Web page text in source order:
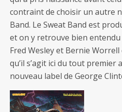
contraint de choisir un autre
Band. Le Sweat Band est
et on y retrouve bien entendu
Fred Wesley et Bernie Worrell
qu’il s’agit ici du tout premier
nouveau label de George